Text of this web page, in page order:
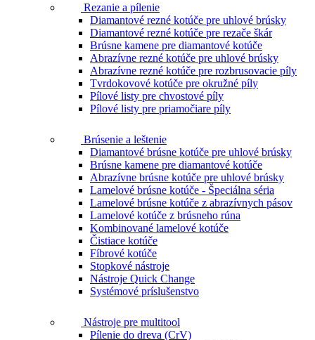
Rezanie a pílenie
Diamantové rezné kotúče pre uhlové brúsky
Diamantové rezné kotúče pre rezače škár
Brúsne kamene pre diamantové kotúče
Abrazívne rezné kotúče pre uhlové brúsky
Abrazívne rezné kotúče pre rozbrusovacie píly
Tvrdokovové kotúče pre okružné píly
Pílové listy pre chvostové píly
Pílové listy pre priamočiare píly
Brúsenie a leštenie
Diamantové brúsne kotúče pre uhlové brúsky
Brúsne kamene pre diamantové kotúče
Abrazívne brúsne kotúče pre uhlové brúsky
Lamelové brúsne kotúče - Špeciálna séria
Lamelové brúsne kotúče z abrazívnych pásov
Lamelové kotúče z brúsneho rúna
Kombinované lamelové kotúče
Čistiace kotúče
Fíbrové kotúče
Stopkové nástroje
Nástroje Quick Change
Systémové príslušenstvo
Nástroje pre multitool
Pílenie do dreva (CrV)